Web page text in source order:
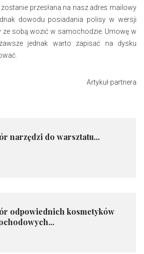
przesłana na nasz adres mailowy
dowodu posiadania polisy w wersji
ze sobą wozić w samochodzie. Umowę w
jednak warto zapisać na dysku
Artykuł partnera
narzędzi do warsztatu...
odpowiednich kosmetyków